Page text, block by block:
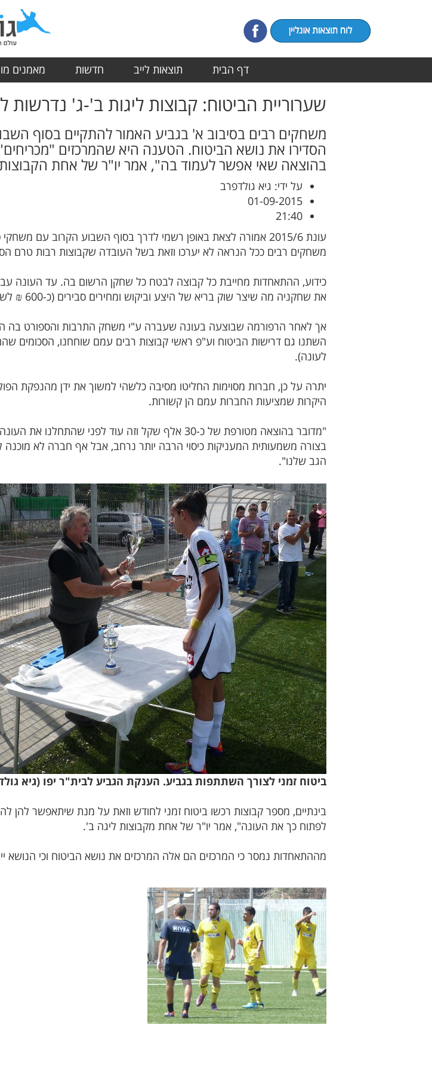
דף הבית תוצאות לייב חדשות מאמנים
שערוריית הביטוח: קבוצות ליגות ב'-ג'
משחקים רבים בסיבוב א' בגביע האמור להתקיים בסוף
הסדירו את נושא הביטוח. הטענה היא שהמרכזים
בהוצאה שאי אפשר לעמוד בה", אמר יו"ר של אחת
על ידי: גיא גולדפרב
01-09-2015
21:40
עונת 2015/6 אמורה לצאת באופן רשמי לדרך בסוף השבוע הקרוב עם
משחקים רבים ככל הנראה לא יערכו וזאת בשל העובדה שקבוצות רבות טרם
כידוע, ההתאחדות מחייבת כל קבוצה לבטח כל שחקן הרשום בה. עד העונה
את שחקניה מה שיצר שוק בריא של היצע וביקוש ומחירים סבירים (כ-600 ₪ לשחקן לעונה).
אך לאחר הרפורמה שבוצעה בעונה שעברה ע"י משחק התרבות והספורט בה
לעונה).
יתרה על כן, חברות מסוימות החליטו מסיבה כלשהי למשוך את ידן מהנפקת
היקרות שמציעות החברות עמם הן קשורות.
"מדובר בהוצאה מטורפת של כ-30 אלף שקל וזה עוד
בצורה משמעותית המעניקות כיסוי הרבה יותר נרחב, אבל אף חברה לא
הגב שלנו".
ביטוח זמני לצורך השתתפות בגביע. הענקת הגביע לבית"ר יפו (גיא
בינתיים, מספר קבוצות רכשו ביטוח זמני לחודש וזאת על מנת שיתאפשר להן
לפתוח כך את העונה", אמר יו"ר של אחת מקבוצות ליגה ב'.
מההתאחדות נמסר כי המרכזים הם אלה המרכזים את נושא הביטוח וכי הנושא